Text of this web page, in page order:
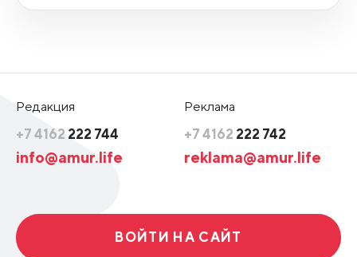
Редакция
+7 4162 222 744
info@amur.life
Реклама
+7 4162 222 742
reklama@amur.life
ВОЙТИ НА САЙТ